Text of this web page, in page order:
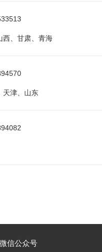
西、甘肃、青海
天津、山东
微信公众号